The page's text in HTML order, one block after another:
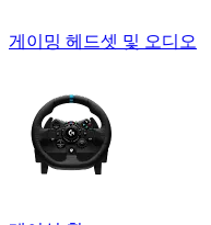
게이밍 헤드셋 및 오디오